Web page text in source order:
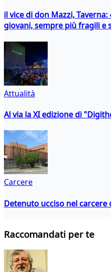
il vice di don Mazzi,
giovani, sempre più fragili e
Attualità
Al via la XI edizione di
Carcere
Detenuto ucciso nel
Raccomandati per te